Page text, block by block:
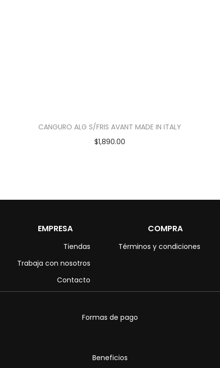
CANGURO ALG S/FRIS AVANT MADE IN ITALY
$1,890.00
EMPRESA
Tiendas
Trabaja con nosotros
Contacto
COMPRA
Términos y condiciones
Formas de pago
Beneficios